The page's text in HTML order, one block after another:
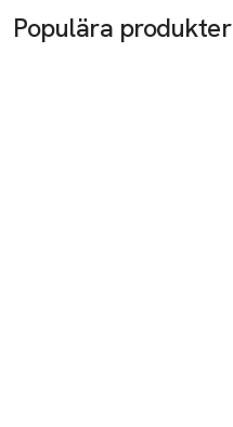
Populära produkter